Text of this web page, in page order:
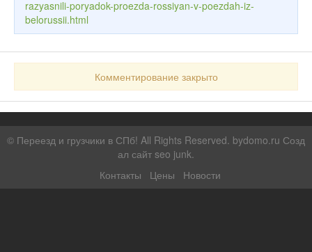
razyasnili-poryadok-proezda-rossiyan-v-poezdah-iz-
belorussii.html
Комментирование закрыто
© Переезд и грузчики в СПб! All Rights Reserved. bydomo.ru Созд
ал сайт seo junk.
Контакты
Цены Новости